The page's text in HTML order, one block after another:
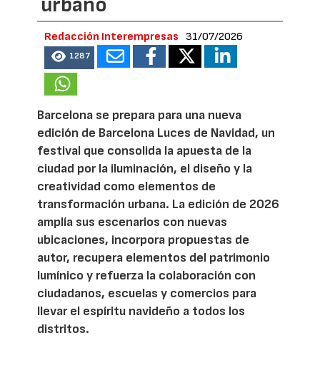
urbano
Redacción Interempresas 31/07/2026
1287
Barcelona se prepara para una nueva
edición de Barcelona Luces de Navidad, un
festival que consolida la apuesta de la
ciudad por la iluminación, el diseño y la
creatividad como elementos de
transformación urbana. La edición de 2026
amplía sus escenarios con nuevas
ubicaciones, incorpora propuestas de
autor, recupera elementos del patrimonio
lumínico y refuerza la colaboración con
ciudadanos, escuelas y comercios para
llevar el espíritu navideño a todos los
distritos.